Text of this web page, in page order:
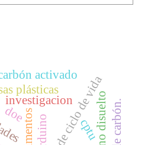
investigacion
arduino cptu
plásticas
activado
doe